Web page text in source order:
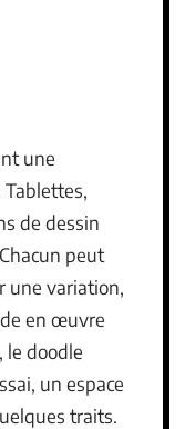
une
de dessin
peut
une variation,
en œuvre
le doodle
un espace
traits.